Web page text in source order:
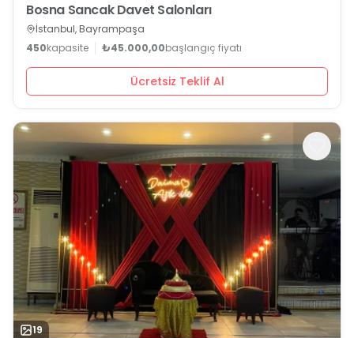
Bosna Sancak Davet Salonları
İstanbul, Bayrampaşa
450kapasite ₺45.000,00başlangıç fiyatı
Ücretsiz Teklif Al
19